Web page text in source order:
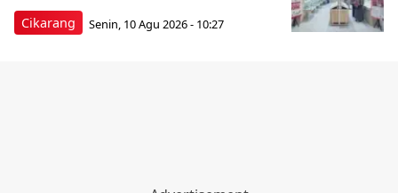
Cikarang Senin, 10 Agu 2026 - 10:27